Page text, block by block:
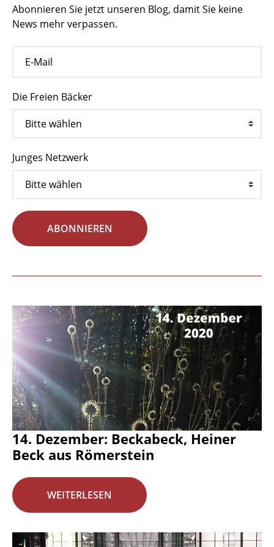
Abonnieren Sie jetzt unseren Blog, damit Sie keine
News mehr verpassen.
Die Freien Bäcker
Junges Netzwerk
ABONNIEREN
14. Dezember: Beckabeck, Heiner
Beck aus Römerstein
WEITERLESEN